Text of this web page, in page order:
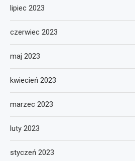
lipiec 2023
czerwiec 2023
maj 2023
kwiecień 2023
marzec 2023
luty 2023
styczeń 2023